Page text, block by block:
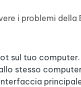
i problemi della
sul tuo
stesso